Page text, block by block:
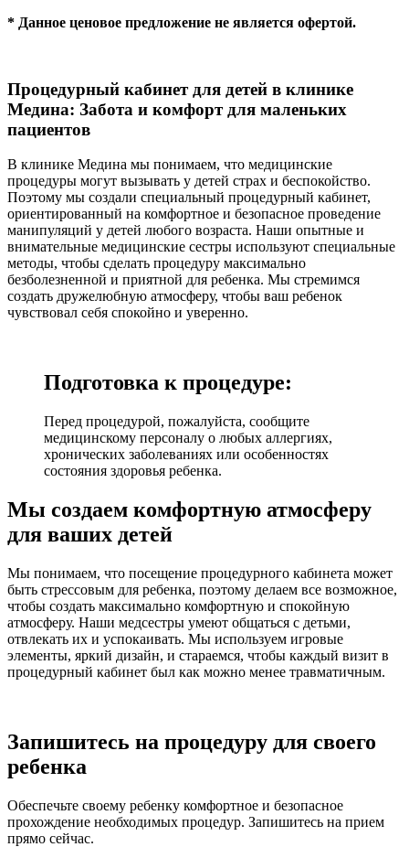
* Данное ценовое предложение не является офертой.
Процедурный кабинет для детей в клинике
Медина: Забота и комфорт для маленьких
пациентов
В клинике Медина мы понимаем, что медицинские
процедуры могут вызывать у детей страх и беспокойство.
Поэтому мы создали специальный процедурный кабинет,
ориентированный на комфортное и безопасное проведение
манипуляций у детей любого возраста. Наши опытные и
внимательные медицинские сестры используют специальные
методы, чтобы сделать процедуру максимально
безболезненной и приятной для ребенка. Мы стремимся
создать дружелюбную атмосферу, чтобы ваш ребенок
чувствовал себя спокойно и уверенно.
Подготовка к процедуре:
Перед процедурой, пожалуйста, сообщите
медицинскому персоналу о любых аллергиях,
хронических заболеваниях или особенностях
состояния здоровья ребенка.
Мы создаем комфортную атмосферу
для ваших детей
Мы понимаем, что посещение процедурного кабинета может
быть стрессовым для ребенка, поэтому делаем все возможное,
чтобы создать максимально комфортную и спокойную
атмосферу. Наши медсестры умеют общаться с детьми,
отвлекать их и успокаивать. Мы используем игровые
элементы, яркий дизайн, и стараемся, чтобы каждый визит в
процедурный кабинет был как можно менее травматичным.
Запишитесь на процедуру для своего
ребенка
Обеспечьте своему ребенку комфортное и безопасное
прохождение необходимых процедур. Запишитесь на прием
прямо сейчас.